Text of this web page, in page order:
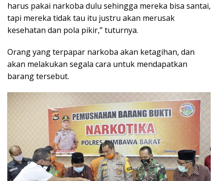
harus pakai narkoba dulu sehingga mereka bisa santai,
tapi mereka tidak tau itu justru akan merusak
kesehatan dan pola pikir,” tuturnya.
Orang yang terpapar narkoba akan ketagihan, dan
akan melakukan segala cara untuk mendapatkan
barang tersebut.